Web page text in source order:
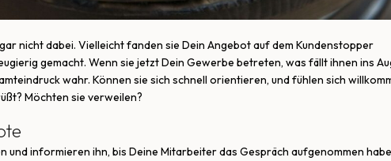
nicht dabei. Vielleicht fanden sie Dein Angebot auf dem Kundenstopper
gemacht. Wenn sie jetzt Dein Gewerbe betreten, was fällt ihnen ins
wahr. Können sie sich schnell orientieren, und fühlen sich
Möchten sie verweilen?
und informieren ihn, bis Deine Mitarbeiter das Gespräch aufgenommen